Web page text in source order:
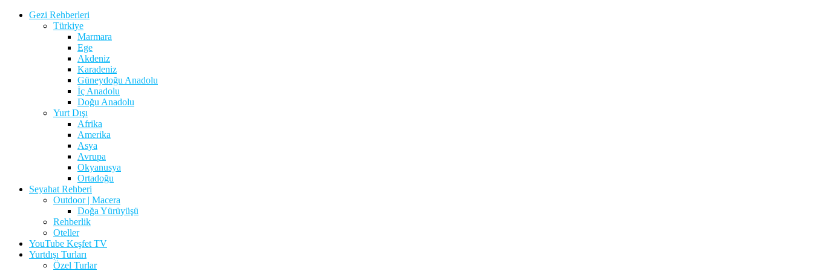
Gezi Rehberleri
Türkiye
Marmara
Ege
Akdeniz
Karadeniz
Güneydoğu Anadolu
İç Anadolu
Doğu Anadolu
Yurt Dışı
Afrika
Amerika
Asya
Avrupa
Okyanusya
Ortadoğu
Seyahat Rehberi
Outdoor | Macera
Doğa Yürüyüşü
Rehberlik
Oteller
YouTube Keşfet TV
Yurtdışı Turları
Özel Turlar